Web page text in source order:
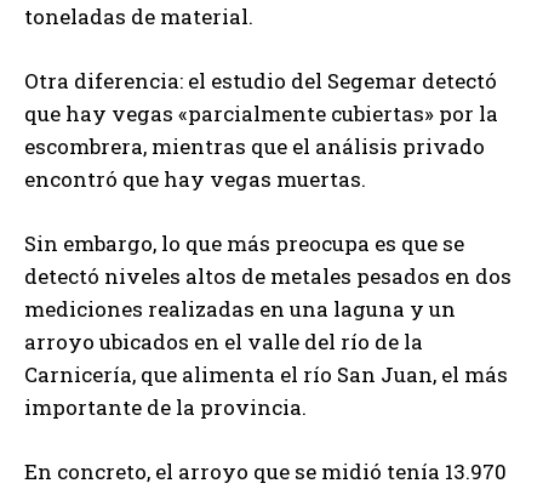
toneladas de material.
Otra diferencia: el estudio del Segemar detectó
que hay vegas «parcialmente cubiertas» por la
escombrera, mientras que el análisis privado
encontró que hay vegas muertas.
Sin embargo, lo que más preocupa es que se
detectó niveles altos de metales pesados en dos
mediciones realizadas en una laguna y un
arroyo ubicados en el valle del río de la
Carnicería, que alimenta el río San Juan, el más
importante de la provincia.
En concreto, el arroyo que se midió tenía 13.970